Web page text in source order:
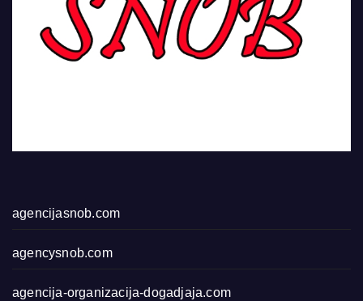
agencijasnob.com
agencysnob.com
agencija-organizacija-dogadjaja.com